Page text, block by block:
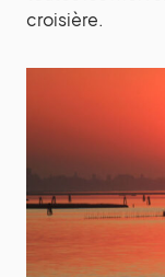
croisière.